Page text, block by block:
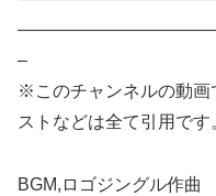
–
※このチャンネルの動画
ストなどは全て引用です
BGM,ロゴジングル作曲